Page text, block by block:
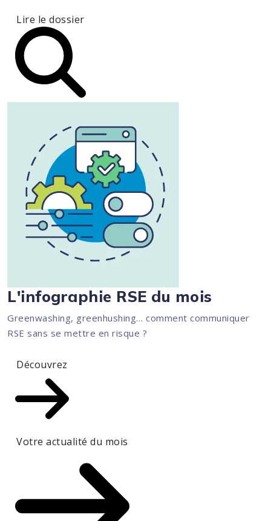
Lire le dossier
L'infographie RSE du mois
Greenwashing, greenhushing… comment communiquer
RSE sans se mettre en risque ?
Découvrez
Votre actualité du mois